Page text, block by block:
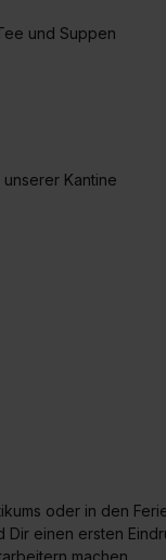
und Suppen
Kantine
oder in den
einen ersten
machen.